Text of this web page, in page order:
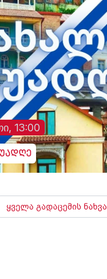
13:00
ყველა გადაცემის ნახვა